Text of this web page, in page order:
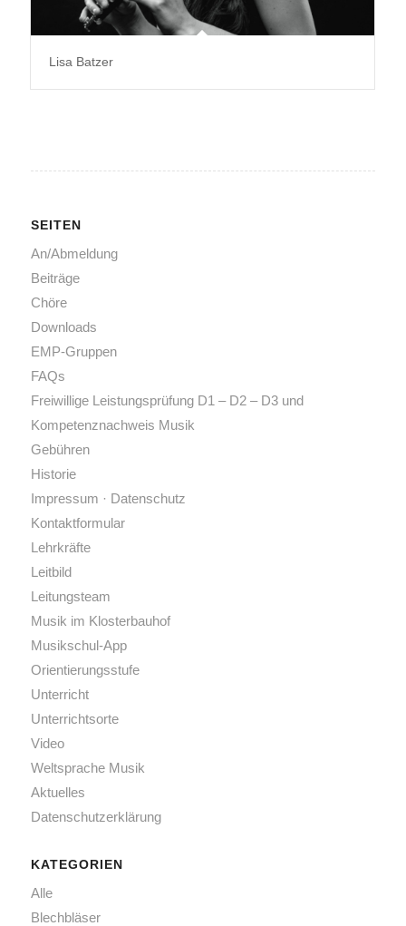
Lisa Batzer
SEITEN
An/Abmeldung
Beiträge
Chöre
Downloads
EMP-Gruppen
FAQs
Freiwillige Leistungsprüfung D1 – D2 – D3 und
Kompetenznachweis Musik
Gebühren
Historie
Impressum · Datenschutz
Kontaktformular
Lehrkräfte
Leitbild
Leitungsteam
Musik im Klosterbauhof
Musikschul-App
Orientierungsstufe
Unterricht
Unterrichtsorte
Video
Weltsprache Musik
Aktuelles
Datenschutzerklärung
KATEGORIEN
Alle
Blechbläser